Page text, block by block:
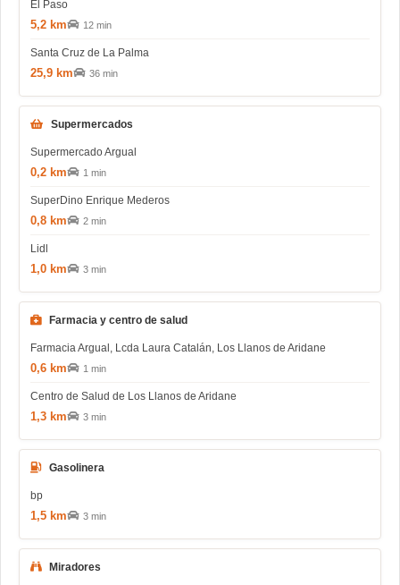
El Paso
5,2 km 12 min
Santa Cruz de La Palma
25,9 km 36 min
Supermercados
Supermercado Argual
0,2 km 1 min
SuperDino Enrique Mederos
0,8 km 2 min
Lidl
1,0 km 3 min
Farmacia y centro de salud
Farmacia Argual, Lcda Laura Catalán, Los Llanos de Aridane
0,6 km 1 min
Centro de Salud de Los Llanos de Aridane
1,3 km 3 min
Gasolinera
bp
1,5 km 3 min
Miradores